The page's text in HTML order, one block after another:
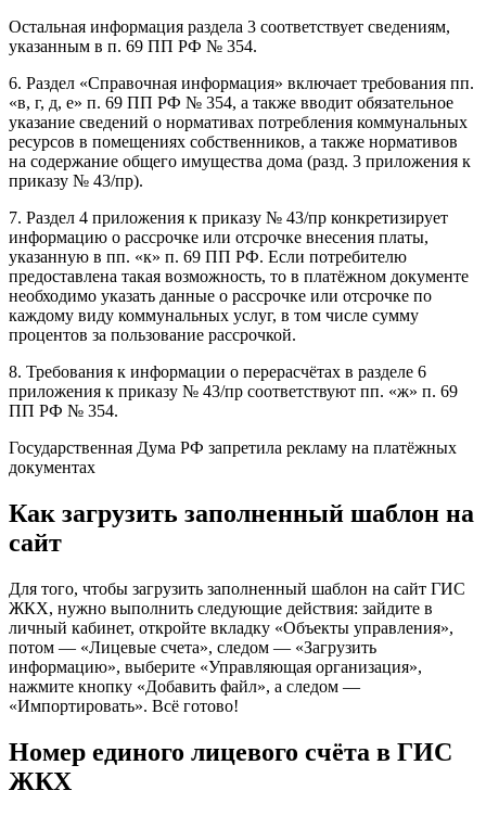
Остальная информация раздела 3 соответствует сведениям,
указанным в п. 69 ПП РФ № 354.
6. Раздел «Справочная информация» включает требования пп.
«в, г, д, е» п. 69 ПП РФ № 354, а также вводит обязательное
указание сведений о нормативах потребления коммунальных
ресурсов в помещениях собственников, а также нормативов
на содержание общего имущества дома (разд. 3 приложения к
приказу № 43/пр).
7. Раздел 4 приложения к приказу № 43/пр конкретизирует
информацию о рассрочке или отсрочке внесения платы,
указанную в пп. «к» п. 69 ПП РФ. Если потребителю
предоставлена такая возможность, то в платёжном документе
необходимо указать данные о рассрочке или отсрочке по
каждому виду коммунальных услуг, в том числе сумму
процентов за пользование рассрочкой.
8. Требования к информации о перерасчётах в разделе 6
приложения к приказу № 43/пр соответствуют пп. «ж» п. 69
ПП РФ № 354.
Государственная Дума РФ запретила рекламу на платёжных
документах
Как загрузить заполненный шаблон на
сайт
Для того, чтобы загрузить заполненный шаблон на сайт ГИС
ЖКХ, нужно выполнить следующие действия: зайдите в
личный кабинет, откройте вкладку «Объекты управления»,
потом — «Лицевые счета», следом — «Загрузить
информацию», выберите «Управляющая организация»,
нажмите кнопку «Добавить файл», а следом —
«Импортировать». Всё готово!
Номер единого лицевого счёта в ГИС
ЖКХ